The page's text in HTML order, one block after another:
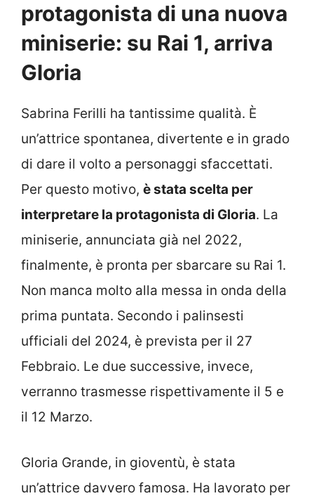
protagonista di una nuova
miniserie: su Rai 1, arriva
Gloria
Sabrina Ferilli ha tantissime qualità. È
un’attrice spontanea, divertente e in grado
di dare il volto a personaggi sfaccettati.
Per questo motivo, è stata scelta per
interpretare la protagonista di Gloria. La
miniserie, annunciata già nel 2022,
finalmente, è pronta per sbarcare su Rai 1.
Non manca molto alla messa in onda della
prima puntata. Secondo i palinsesti
ufficiali del 2024, è prevista per il 27
Febbraio. Le due successive, invece,
verranno trasmesse rispettivamente il 5 e
il 12 Marzo.
Gloria Grande, in gioventù, è stata
un’attrice davvero famosa. Ha lavorato per